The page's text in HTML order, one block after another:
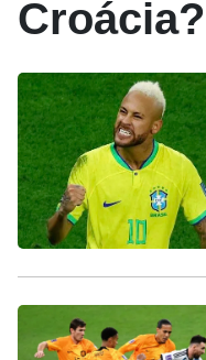
Croácia?